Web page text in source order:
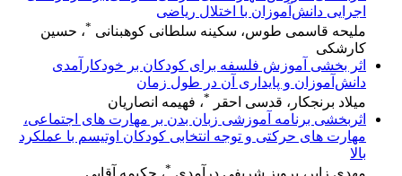
اجرایی دانش‌آموزان با اختلال ریاضی
ملیحه قاسمی طوس، سکینه سلطانی کوهبنانی *، حسین
کارشکی
اثر بخشی آموزش فلسفه برای کودکان بر خودکارآمدی
دانش‌آموزان و پایداری آن در طول زمان
میلاد برنجکار، قدسی احقر
*، فهیمه انصاریان
اثربخشی برنامه آموزشی زبان بدن بر مهارت های اجتماعی،
مهارت های حرکتی و توجه انتخابی کودکان اوتیسم با عملکرد
بالا
*